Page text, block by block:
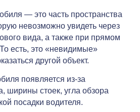
— это часть пространства
невозможно увидеть через
вида, а также при прямом
есть, это «невидимые»
другой объект.
появляется из-за
ширины стоек, угла обзора
посадки водителя.